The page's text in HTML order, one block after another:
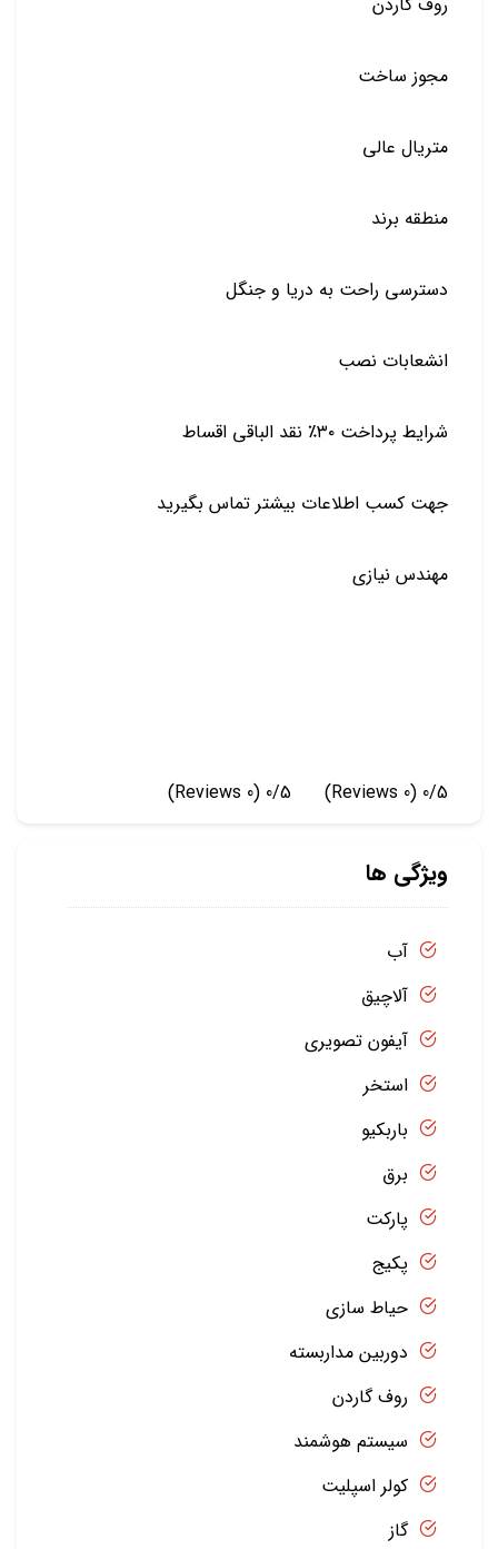
مجوز ساخت
متریال عالی
منطقه برند
دسترسی راحت به دریا و جنگل
انشعابات نصب
شرایط پرداخت ۳۰٪ نقد الباقی اقساط
جهت کسب اطلاعات بیشتر تماس بگیرید
مهندس نیازی
0/5
(0 Reviews)
0/5
(0 Reviews)
ویژگی ها
آب
آلاچیق
آیفون تصویری
استخر
باربکیو
برق
پارکت
پکیج
حیاط سازی
دوربین مداربسته
روف گاردن
سیستم هوشمند
کولر اسپلیت
گاز